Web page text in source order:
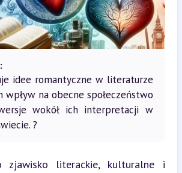
idee romantyczne w literaturze
wpływ na obecne społeczeństwo
wokół ich interpretacji w
?
zjawisko literackie, kulturalne i